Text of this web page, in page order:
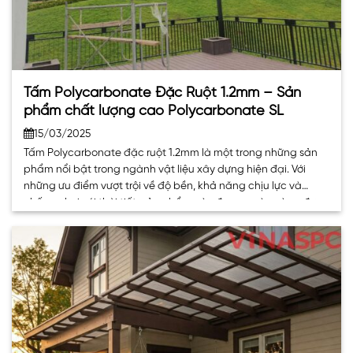
Tấm Polycarbonate Đặc Ruột 1.2mm – Sản
phẩm chất lượng cao Polycarbonate SL
15/03/2025
Tấm Polycarbonate đặc ruột 1.2mm là một trong những sản
phẩm nổi bật trong ngành vật liệu xây dựng hiện đại. Với
những ưu điểm vượt trội về độ bền, khả năng chịu lực và
chống chọi với thời tiết, sản phẩm này đang ngày càng được